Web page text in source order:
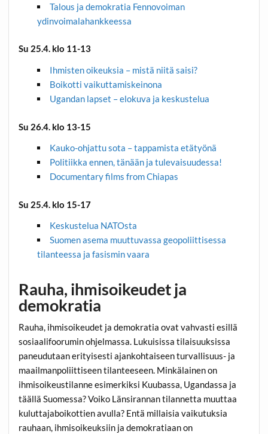
Talous ja demokratia Fennovoiman
ydinvoimalahankkeessa
Su 25.4. klo 11-13
Ihmisten oikeuksia – mistä niitä saisi?
Boikotti vaikuttamiskeinona
Ugandan lapset – elokuva ja keskustelua
Su 26.4. klo 13-15
Kauko-ohjattu sota – tappamista etätyönä
Politiikka ennen, tänään ja tulevaisuudessa!
Documentary films from Chiapas
Su 25.4. klo 15-17
Keskustelua NATOsta
Suomen asema muuttuvassa geopoliittisessa
tilanteessa ja fasismin vaara
Rauha, ihmisoikeudet ja
demokratia
Rauha, ihmisoikeudet ja demokratia ovat vahvasti esillä
sosiaalifoorumin ohjelmassa. Lukuisissa tilaisuuksissa
paneudutaan erityisesti ajankohtaiseen turvallisuus- ja
maailmanpoliittiseen tilanteeseen. Minkälainen on
ihmisoikeustilanne esimerkiksi Kuubassa, Ugandassa ja
täällä Suomessa? Voiko Länsirannan tilannetta muuttaa
kuluttajaboikottien avulla? Entä millaisia vaikutuksia
rauhaan, ihmisoikeuksiin ja demokratiaan on